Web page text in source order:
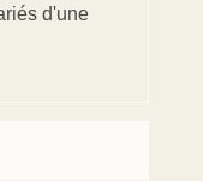
d'une